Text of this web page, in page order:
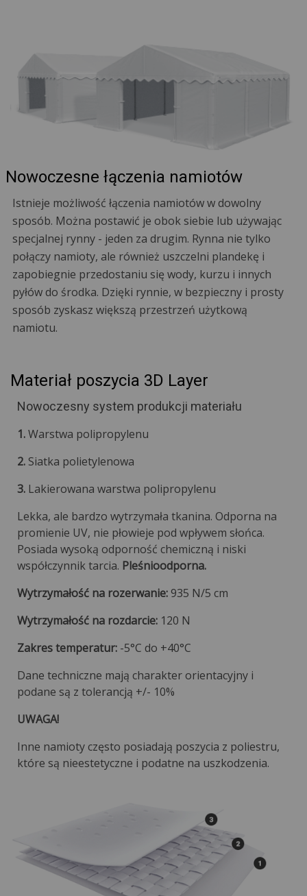
Nowoczesne łączenia namiotów
Istnieje możliwość łączenia namiotów w dowolny
sposób. Można postawić je obok siebie lub używając
specjalnej rynny - jeden za drugim. Rynna nie tylko
połączy namioty, ale również uszczelni plandekę i
zapobiegnie przedostaniu się wody, kurzu i innych
pyłów do środka. Dzięki rynnie, w bezpieczny i prosty
sposób zyskasz większą przestrzeń użytkową
namiotu.
Materiał poszycia 3D Layer
Nowoczesny system produkcji materiału
1.Warstwa polipropylenu
2. Siatka polietylenowa
3. Lakierowana warstwa polipropylenu
Lekka, ale bardzo wytrzymała tkanina. Odporna na
promienie UV, nie płowieje pod wpływem słońca.
Posiada wysoką odporność chemiczną i niski
współczynnik tarcia. Pleśnioodporna.
Wytrzymałość na rozerwanie:935 N/5 cm
Wytrzymałość na rozdarcie: 120 N
Zakres temperatur: -5°C do +40°C
Dane techniczne mają charakter orientacyjny i
podane są z tolerancją +/- 10%
UWAGA!
Inne namioty często posiadają poszycia z poliestru,
które są nieestetyczne i podatne na uszkodzenia.